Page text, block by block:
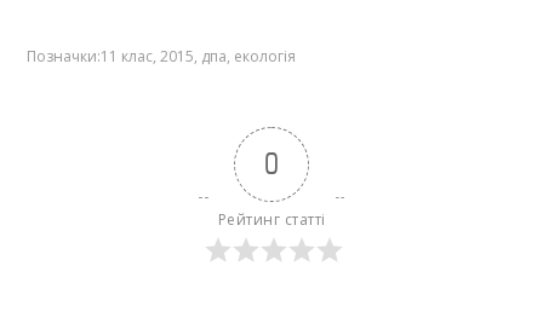
Позначки:11 клас,2015, дпа, екологія
0
Рейтинг статті